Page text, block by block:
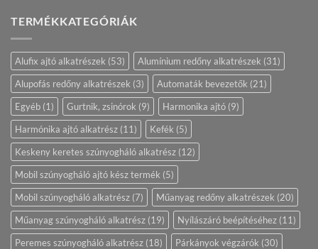
TERMÉKKATEGÓRIÁK
Alufix ajtó alkatrészek (53) Alumínium redőny alkatrészek (31)
Alupofás redőny alkatrészek (3) Automaták bevezetők (21)
Egyéb (1) Gurtnik, zsinórok (9) Harmonika ajtó (9)
Harmónika ajtó alkatrész (11) Kefék (5)
Keskeny keretes szúnyogháló alkatrész (12)
Mobil szúnyogháló ajtó kész termék (5)
Mobil szúnyogháló alkatrész (7) Műanyag redőny alkatrészek (20)
Műanyag szúnyogháló alkatrész (19) Nyílászáró beépítéséhez (11)
Peremes szúnyogháló alkatrész (18) Párkányok végzárók (30)